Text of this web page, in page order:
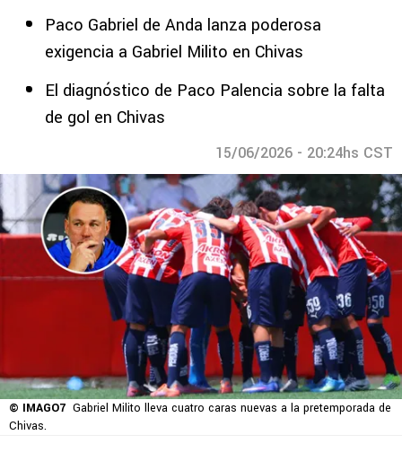
Paco Gabriel de Anda lanza poderosa
exigencia a Gabriel Milito en Chivas
El diagnóstico de Paco Palencia sobre la falta
de gol en Chivas
15/06/2026 - 20:24hs CST
© IMAGO7 Gabriel Milito lleva cuatro caras nuevas a la pretemporada de
Chivas.